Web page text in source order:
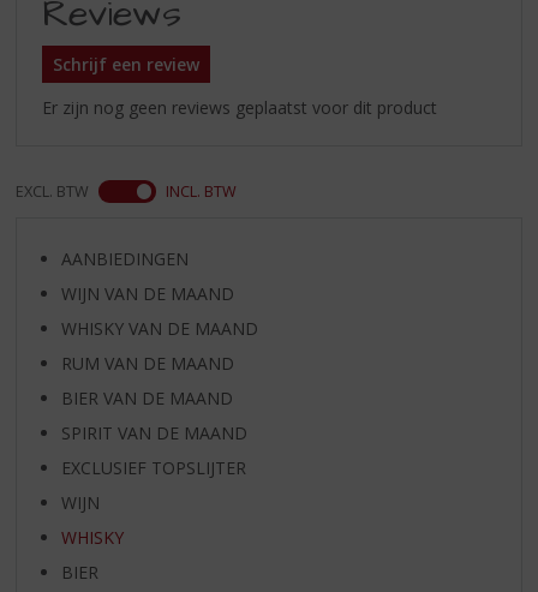
Reviews
Schrijf een review
Er zijn nog geen reviews geplaatst voor dit product
EXCL. BTW INCL. BTW
AANBIEDINGEN
WIJN VAN DE MAAND
WHISKY VAN DE MAAND
RUM VAN DE MAAND
BIER VAN DE MAAND
SPIRIT VAN DE MAAND
EXCLUSIEF TOPSLIJTER
WIJN
WHISKY
BIER